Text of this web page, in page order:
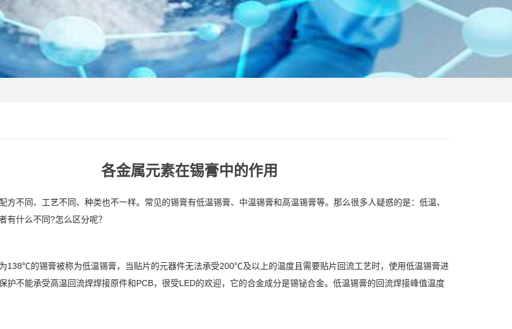
各金属元素在锡膏中的作用
方不同、工艺不同、种类也不一样。常见的锡膏有低温锡膏、中温锡膏和高温锡膏等。那么很多人疑惑的是：低温、
有什么不同?怎么区分呢？
的锡膏被称为低温锡膏，当贴片的元器件无法承受200℃及以上的温度且需要贴片回流工艺时，使用低温锡膏进
护不能承受高温回流焊焊接原件和PCB，很受LED的欢迎，它的合金成分是锡铋合金。低温锡膏的回流焊接峰值温度